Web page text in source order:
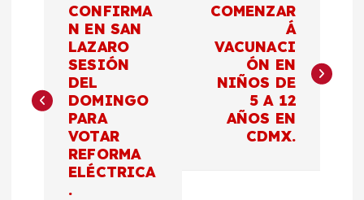
e
CONFIRMA
N EN SAN
LAZARO
SESIÓN
DEL
DOMINGO
PARA
VOTAR
REFORMA
ELÉCTRICA
.
COMENZAR
Á
VACUNACI
ÓN EN
NIÑOS DE
5 A 12
AÑOS EN
CDMX.